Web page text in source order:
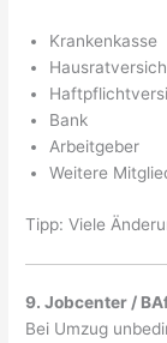
Krankenkasse
Bank
Arbeitgeber
Weitere
Tipp: Viele
9. Jobcenter /
Bei Umzug